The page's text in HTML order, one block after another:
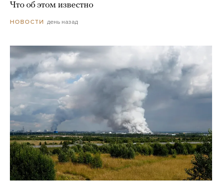
Что об этом известно
НОВОСТИ день назад